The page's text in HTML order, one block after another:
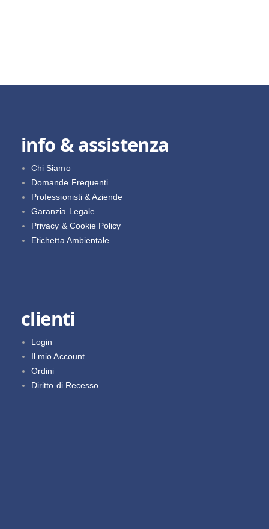
info & assistenza
Chi Siamo
Domande Frequenti
Professionisti & Aziende
Garanzia Legale
Privacy & Cookie Policy
Etichetta Ambientale
clienti
Login
Il mio Account
Ordini
Diritto di Recesso